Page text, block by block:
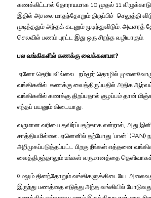
கணக்கிட்டால் தோராயமாக 10 முதல் 11 விழுக்காடு
இதில் அசலை மாதந்தோறும் திருப்பிச் செலுத்தி
முடிந்ததும் அந்தக் கடனும் முடிந்துவிடும் அவசரத்
செலவில் பணம் புரட்ட இது ஒரு சிறந்த வழியாகும்
பல வங்கிகளில் கணக்கு வைக்கலாமா?
ஏனோ தெரியவில்லை நம்மூர் தொழில்
வங்கிகளில் கணக்கு வைத்திருப்பதில் அதிக
வங்கிகளில் கணக்கு திறப்பதால் குழப்பம் தான்
எந்தப் பயனும் கிடையாது
வருமான வரியை தவிர்ப்பதற்காக என்றால் அது
சாத்தியமில்லை ஏனெனில் தற்போது ‘பான்’ (PAN)
அறிமுகப்படுத்தப்பட்ட
பிறகு நீங்கள் எத்தனை
வைத்திருந்தாலும் உங்கள் வருமானத்தை
மேலும் தினந்தோறும் வங்கிகளுக்கிடையே
இருந்து பணத்தை எடுத்து அந்த வங்கியில்